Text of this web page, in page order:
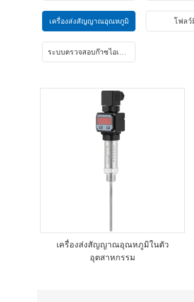
เครื่องส่งสัญญาณอุณหภูมิ โฟลว์
ระบบตรวจสอบก๊าซไอเสียแบบออนไลน์
เครื่องส่งสัญญาณอุณหภูมิในตัว
อุตสาหกรรม